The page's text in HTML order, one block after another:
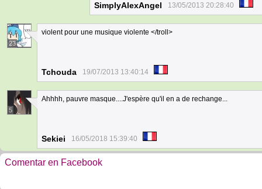
SimplyAlexAngel 13/05/2013 20:28:40
23
violent pour une musique violente </troll>
Tchouda 19/07/2013 13:40:14
5
Ahhhh, pauvre masque....J'espère qu'il en a de rechange...
Sekiei 16/05/2018 15:39:40
Comentar en Facebook